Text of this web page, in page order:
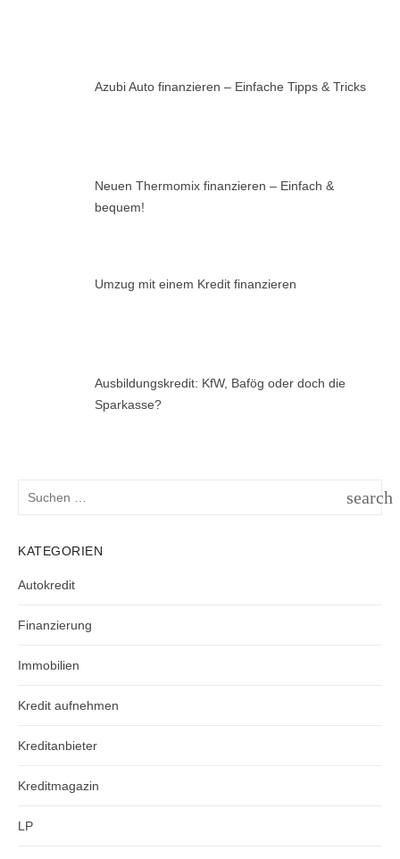
Azubi Auto finanzieren – Einfache Tipps & Tricks
Neuen Thermomix finanzieren – Einfach &
bequem!
Umzug mit einem Kredit finanzieren
Ausbildungskredit: KfW, Bafög oder doch die
Sparkasse?
search
KATEGORIEN
Autokredit
Finanzierung
Immobilien
Kredit aufnehmen
Kreditanbieter
Kreditmagazin
LP